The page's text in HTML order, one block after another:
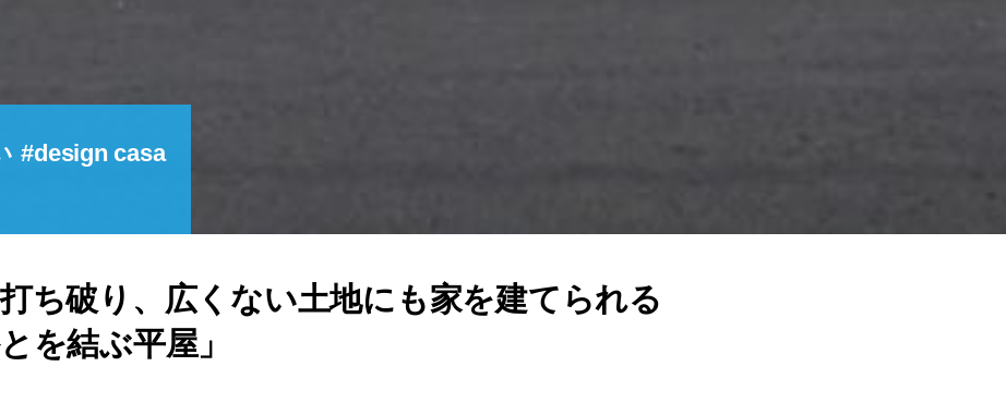
design casa
ち破り、広くない土地にも家を建てられる
を結ぶ平屋」